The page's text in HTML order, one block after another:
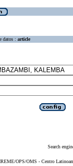
datos : article
Search
OPS/OMS - Centro